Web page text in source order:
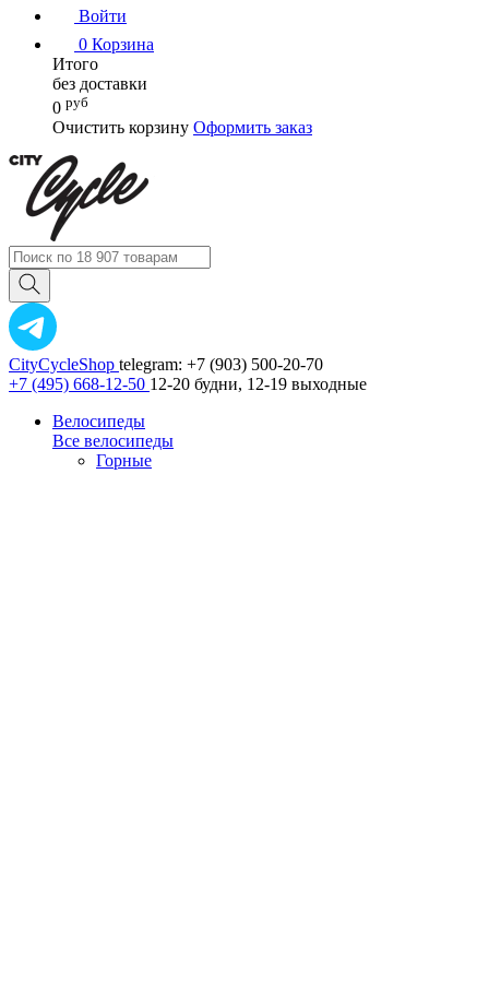
Войти
0 Корзина
Итого
без доставки
0 руб
Очистить корзину Оформить заказ
CityCycleShop telegram: +7 (903) 500-20-70
+7 (495) 668-12-50 12-20 будни, 12-19 выходные
Велосипеды
Все велосипеды
Горные